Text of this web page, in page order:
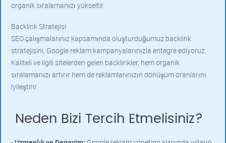
organik sıralamanızı yükseltir.
Backlink Stratejisi
SEO çalışmalarınız kapsamında oluşturduğumuz backlink
stratejisini, Google reklam kampanyalarınızla entegre ediyoruz.
Kaliteli ve ilgili sitelerden gelen backlinkler, hem organik
sıralamanızı artırır hem de reklamlarınızın dönüşüm oranlarını
iyileştirir.
Neden Bizi Tercih Etmelisiniz?